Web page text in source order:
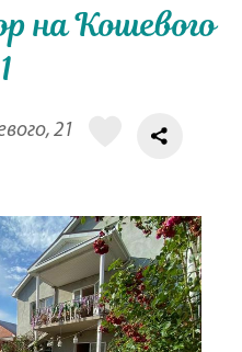
на Кошевого
21